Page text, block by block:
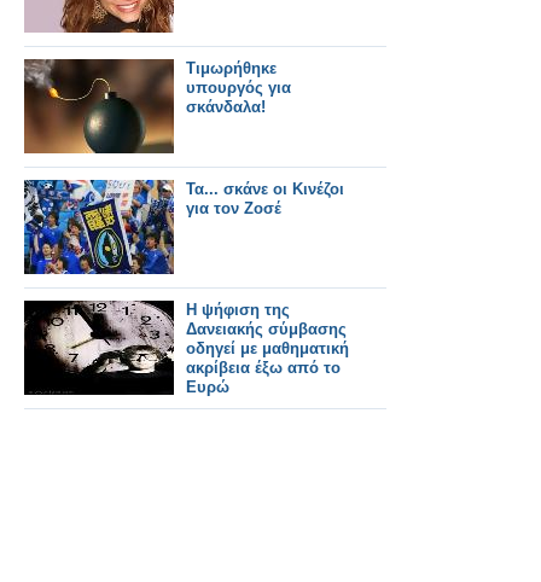
Τιμωρήθηκε
υπουργός για
σκάνδαλα!
Τα... σκάνε οι Κινέζοι
για τον Ζοσέ
Η ψήφιση της
Δανειακής σύμβασης
οδηγεί με μαθηματική
ακρίβεια έξω από το
Ευρώ